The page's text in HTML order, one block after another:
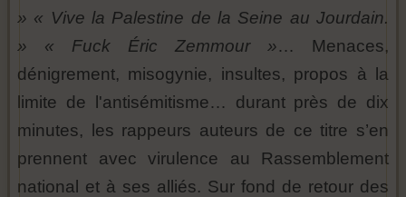
» « Vive la Palestine de la Seine au Jourdain.
»
« Fuck Éric Zemmour »… Menaces,
dénigrement, misogynie, insultes, propos à la
limite de l'antisémitisme… durant près de dix
minutes, les rappeurs auteurs de ce titre s’en
prennent avec virulence au Rassemblement
national et à ses alliés. Sur fond de retour des